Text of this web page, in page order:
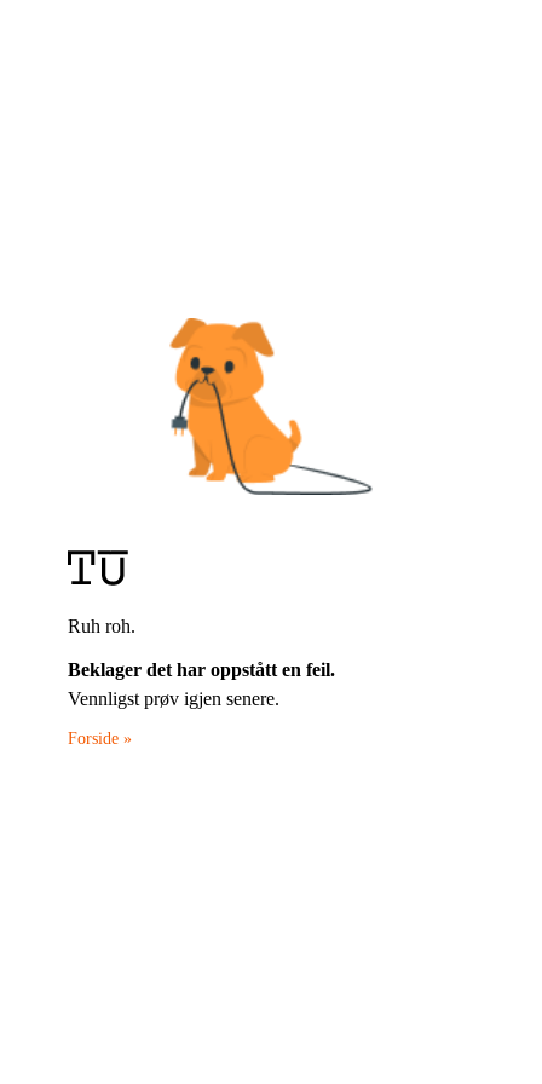
Ruh roh.
Beklager det har oppstått en feil.
Vennligst prøv igjen senere.
Forside »